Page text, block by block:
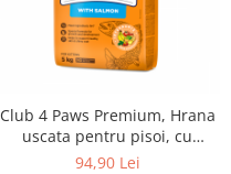
Club 4 Paws Premium, Hrana
uscata pentru pisoi, cu
somon, 5kg
94,90 Lei